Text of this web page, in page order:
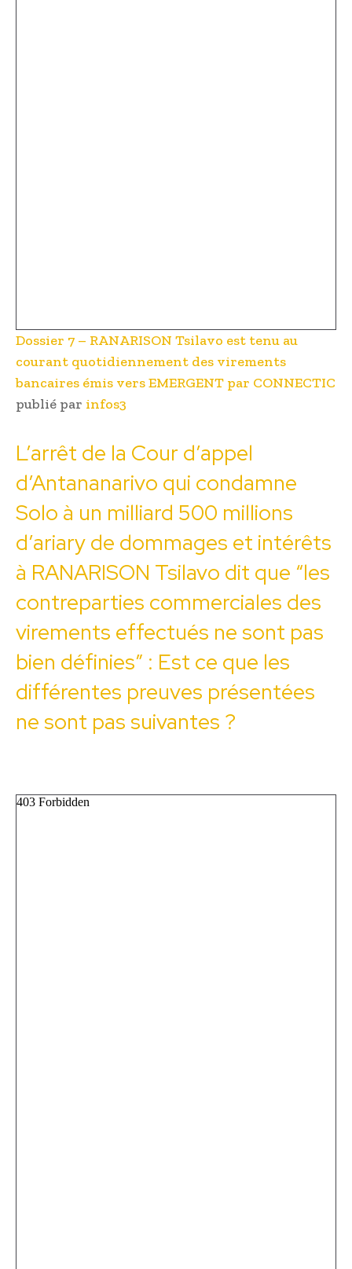
Dossier 7 – RANARISON Tsilavo est tenu au
courant quotidiennement des virements
bancaires émis vers EMERGENT par CONNECTIC
publié par infos3
L’arrêt de la Cour d’appel
d’Antananarivo qui condamne
Solo à un milliard 500 millions
d’ariary de dommages et intérêts
à RANARISON Tsilavo dit que “les
contreparties commerciales des
virements effectués ne sont pas
bien définies” : Est ce que les
différentes preuves présentées
ne sont pas suivantes ?